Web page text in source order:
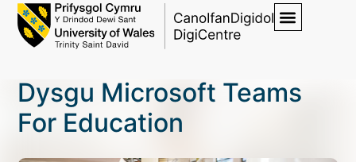
Dysgu Microsoft Teams
For Education